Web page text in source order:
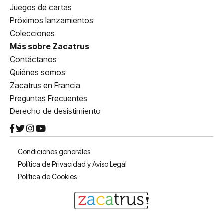
Juegos de cartas
Próximos lanzamientos
Colecciones
Más sobre Zacatrus
Contáctanos
Quiénes somos
Zacatrus en Francia
Preguntas Frecuentes
Derecho de desistimiento
Condiciones generales
Política de Privacidad y Aviso Legal
Política de Cookies